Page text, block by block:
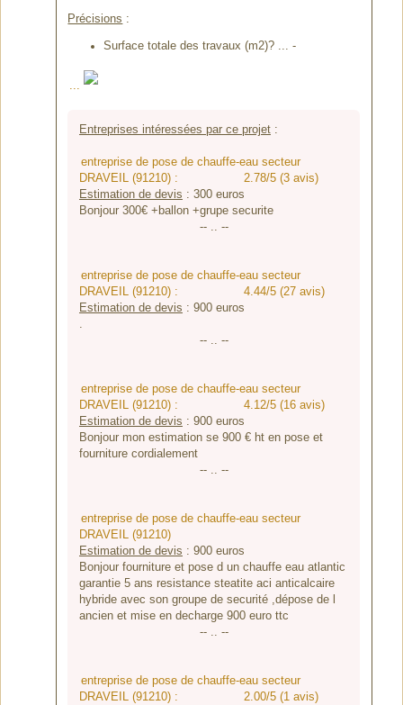
Précisions :
Surface totale des travaux (m2)? ... -
...
Entreprises intéressées par ce projet:
entreprise de pose de chauffe-eau secteur
DRAVEIL (91210) :
2.78/5 (3 avis)
Estimation de devis : 300euros
Bonjour 300€ +ballon +grupe securite
-- .. --
entreprise de pose de chauffe-eau secteur
DRAVEIL (91210) :
4.44/5 (27 avis)
Estimation de devis : 900euros
-- .. --
entreprise de pose de chauffe-eau secteur
DRAVEIL (91210) :
4.12/5 (16 avis)
Estimation de devis : 900euros
Bonjour mon estimation se 900 € ht en pose et
fourniture cordialement
-- .. --
entreprise de pose de chauffe-eau secteur
DRAVEIL (91210)
Estimation de devis : 900euros
Bonjour fourniture et pose d un chauffe eau atlantic
garantie 5 ans resistance steatite aci anticalcaire
hybride avec son groupe de securité ,dépose de l
ancien et mise en decharge 900 euro ttc
-- .. --
entreprise de pose de chauffe-eau secteur
DRAVEIL (91210) :
2.00/5 (1 avis)